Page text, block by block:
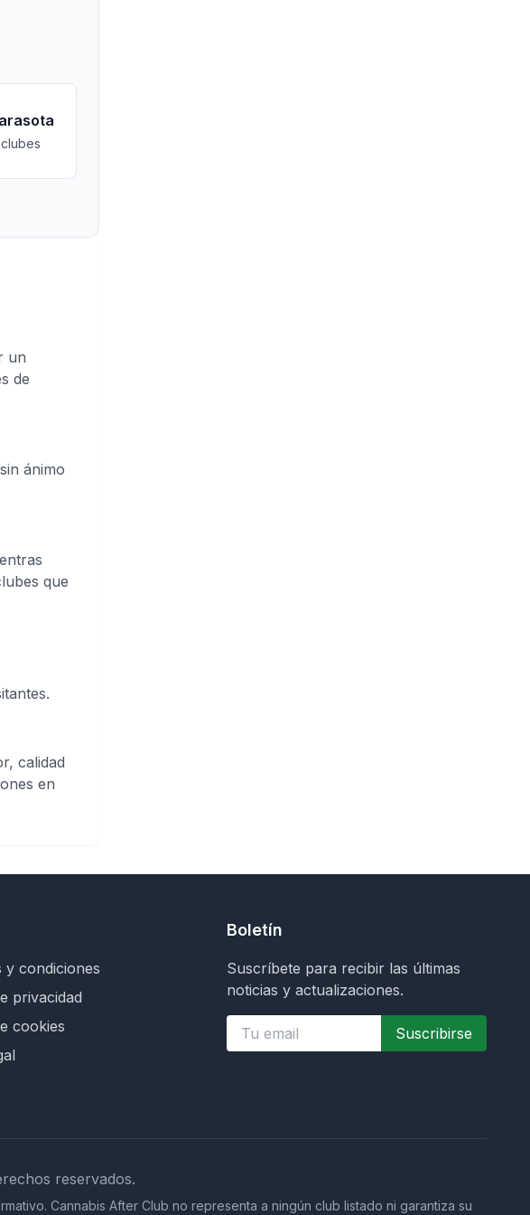
clubes
un
de
ánimo
que
calidad
en
y condiciones
privacidad
cookies
Boletín
Suscríbete para recibir las últimas
noticias y actualizaciones.
Suscribirse
reservados.
Cannabis After Club no representa a ningún club listado ni garantiza su